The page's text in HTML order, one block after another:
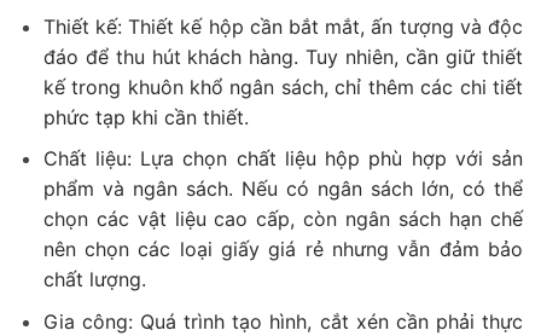
Thiết kế: Thiết kế hộp cần bắt mắt, ấn tượng và độc
đáo để thu hút khách hàng. Tuy nhiên, cần giữ thiết
kế trong khuôn khổ ngân sách, chỉ thêm các chi tiết
phức tạp khi cần thiết.
Chất liệu: Lựa chọn chất liệu hộp phù hợp với sản
phẩm và ngân sách. Nếu có ngân sách lớn, có thể
chọn các vật liệu cao cấp, còn ngân sách hạn chế
nên chọn các loại giấy giá rẻ nhưng vẫn đảm bảo
chất lượng.
Gia công: Quá trình tạo hình, cắt xén cần phải thực